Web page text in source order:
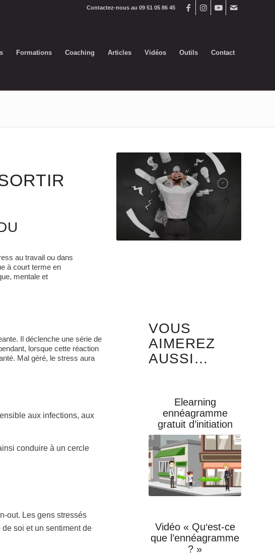
Contactez-nous au 09 51 05 86 45
Formations Coaching Articles Vidéos Outils Contact
au travail ou dans
à court terme en
mentale et
Il déclenche une série de
lorsque cette réaction
Mal géré, le stress aura
aux infections, aux
conduire à un cercle
out. Les gens stressés
soi et un sentiment de
VOUS
AIMEREZ
AUSSI…
Elearning
ennéagramme
gratuit d’initiation
Vidéo « Qu‘est-ce
que l’ennéagramme
? »